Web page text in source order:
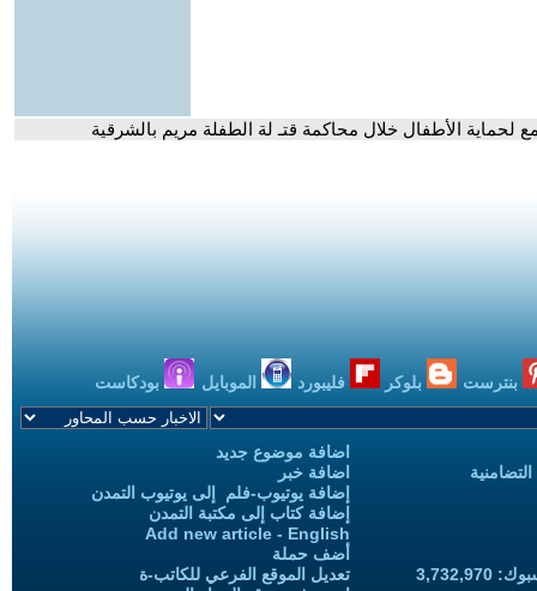
لحماية الأطفال خلال محاكمة قتـ لة الطفلة مريم بالشرقية
بنترست بلوكر فليبورد الموبايل بودكاست
اضافة موضوع جديد
اضافة خبر
إضافة يوتيوب-فلم إلى يوتيوب التمدن
إضافة كتاب إلى مكتبة التمدن
Add new article - English
أضف حملة
تعديل الموقع الفرعي للكاتب-ة